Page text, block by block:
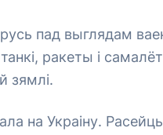
пад выглядам
ракеты і
зямлі.
на Украіну.